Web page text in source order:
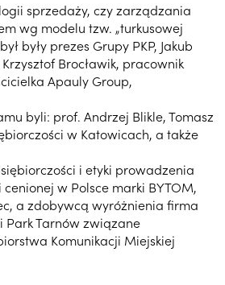
sprzedaży, czy zarządzania
wg modelu tzw. „turkusowej
były prezes Grupy PKP, Jakub
Brocławik, pracownik
Apauly Group,
byli: prof. Andrzej Blikle, Tomasz
w Katowicach, a także
i etyki prowadzenia
w Polsce marki BYTOM,
a zdobywcą wyróżnienia firma
Park Tarnów związane
Komunikacji Miejskiej